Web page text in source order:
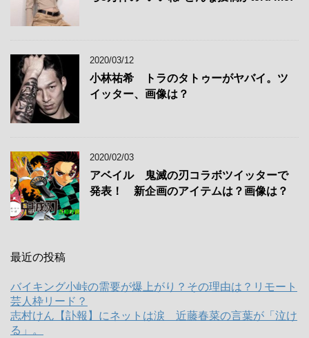
2020/03/12
小林祐希 トラのタトゥーがヤバイ。ツ
イッター、画像は？
2020/02/03
アベイル 鬼滅の刃コラボツイッターで
発表！ 新企画のアイテムは？画像は？
最近の投稿
バイキング小峠の需要が爆上がり？その理由は？リモート
芸人枠リード？
志村けん【訃報】にネットは涙 近藤春菜の言葉が「泣け
る」。